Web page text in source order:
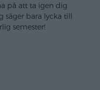
på att ta igen dig
säger bara lycka till
semester!